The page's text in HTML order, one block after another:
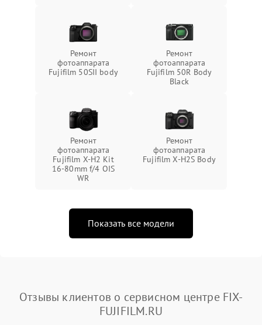
Ремонт
фотоаппарата
Fujifilm 50SII body
Ремонт
фотоаппарата
Fujifilm 50R Body
Black
Ремонт
фотоаппарата
Fujifilm X-H2 Kit
16-80mm f/4 OIS
WR
Ремонт
фотоаппарата
Fujifilm X-H2S Body
Показать все модели
Отзывы клиентов о сервисном центре FIX-
FUJIFILM.RU